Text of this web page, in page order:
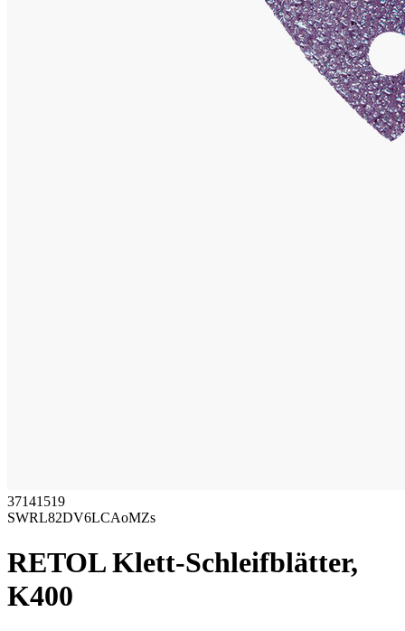
37141519
SWRL82DV6LCAoMZs
RETOL Klett-Schleifblätter,
K400